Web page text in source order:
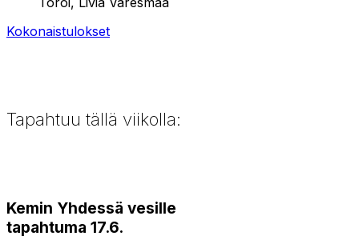
Kokonaistulokset
Tapahtuu tällä viikolla:
Kemin Yhdessä vesille
tapahtuma 17.6.